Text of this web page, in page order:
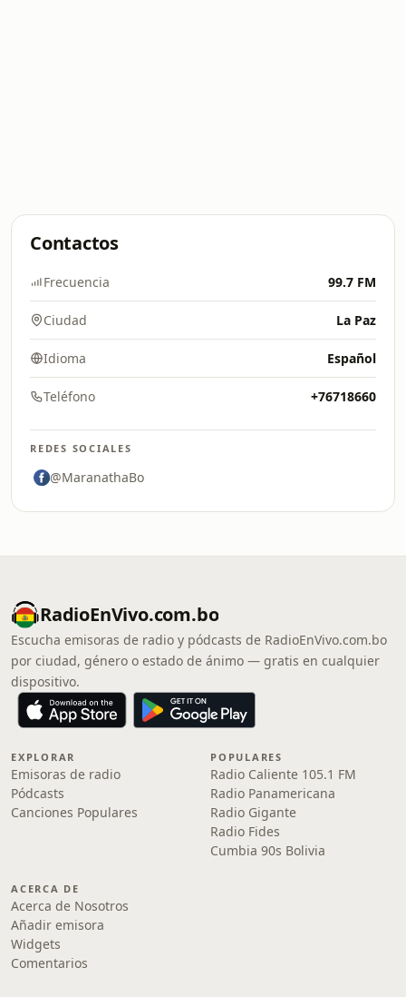
Contactos
Frecuencia 99.7 FM
Ciudad La Paz
Idioma Español
Teléfono +76718660
REDES SOCIALES
@MaranathaBo
RadioEnVivo.com.bo
Escucha emisoras de radio y pódcasts de RadioEnVivo.com.bo
por ciudad, género o estado de ánimo — gratis en cualquier
dispositivo.
EXPLORAR
Emisoras de radio
Pódcasts
Canciones Populares
POPULARES
Radio Caliente 105.1 FM
Radio Panamericana
Radio Gigante
Radio Fides
Cumbia 90s Bolivia
ACERCA DE
Acerca de Nosotros
Añadir emisora
Widgets
Comentarios